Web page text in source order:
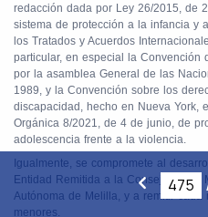
redacción dada por Ley 26/2015, de
sistema de protección a la infancia y
los Tratados y Acuerdos
particular, en especial la Convención
por la asamblea General de las
1989, y la Convención sobre los
discapacidad, hecho en Nueva York,
Orgánica 8/2021, de 4 de junio, de
adolescencia frente a la violencia.
Igualmente, se compromete al
Entidad Remitida a la Consejería del
Autónoma de Melilla, y a remitir cada
menores.